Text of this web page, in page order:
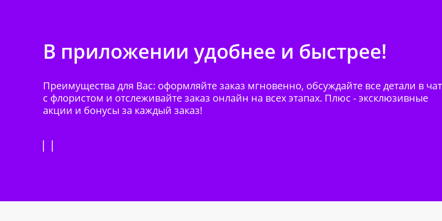
В приложении удобнее и быстрее!
Преимущества для Вас: оформляйте заказ мгновенно, обсуждайте все детали в
с флористом и отслеживайте заказ онлайн на всех этапах. Плюс - эксклюзивные
акции и бонусы за каждый заказ!